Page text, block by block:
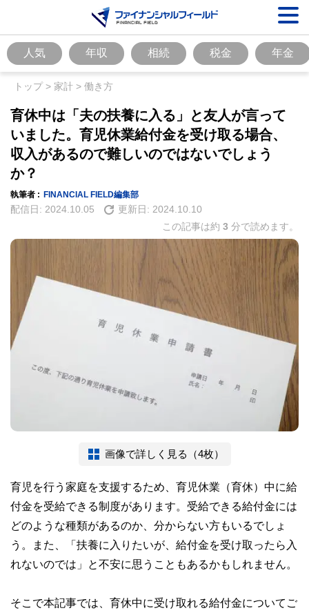
人気 年収 相続 税金 年金
トップ> 家計 > 働き方
育休中は「夫の扶養に入る」と友人が言って
いました。育児休業給付金を受け取る場合、
収入があるので難しいのではないでしょう
か？
執筆者 : FINANCIAL FIELD編集部
配信日: 2024.10.05 更新日: 2024.10.10
この記事は約 3 分で読めます。
画像で詳しく見る（4枚）
育児を行う家庭を支援するため、育児休業（育休）中に給
付金を受給できる制度があります。受給できる給付金には
どのような種類があるのか、分からない方もいるでしょ
う。また、「扶養に入りたいが、給付金を受け取ったら入
れないのでは」と不安に思うこともあるかもしれません。
そこで本記事では、育休中に受け取れる給付金についてご